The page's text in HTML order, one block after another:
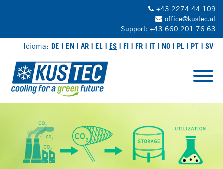
+43 2274 44 109
office@kustec.at
Support: +43 660 201 76 63
Idioma: DE EN AR EL ES FI FR IT NO PL PT SV